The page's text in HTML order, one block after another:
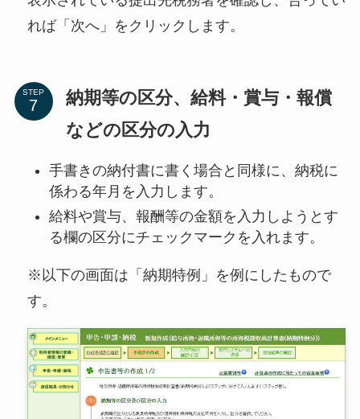
れば「次へ」をクリックします。
STEP
納期等の区分、給料・賞与・報償
などの区分の入力
手書きの納付書に書く場合と同様に、納税に
係わる年月を入力します。
給料や賞与、報酬等の金額を入力しようとす
る欄の区分にチェックマークを入れます。
※以下の画面は「納期特例」を例にしたもので
す。